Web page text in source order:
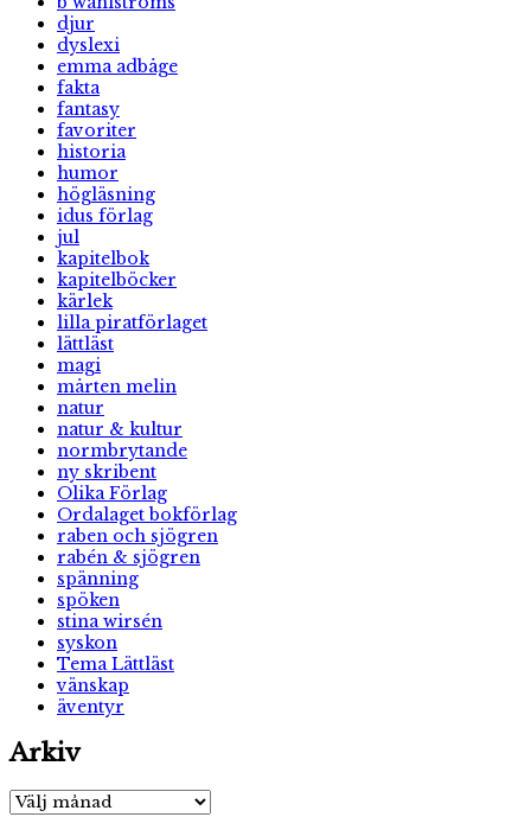
djur
dyslexi
emma adbåge
fakta
fantasy
favoriter
historia
humor
högläsning
idus förlag
jul
kapitelbok
kapitelböcker
kärlek
lilla piratförlaget
lättläst
magi
mårten melin
natur
natur & kultur
normbrytande
ny skribent
Olika Förlag
Ordalaget bokförlag
raben och sjögren
rabén & sjögren
spänning
spöken
stina wirsén
syskon
Tema Lättläst
vänskap
äventyr
Arkiv
Arkiv